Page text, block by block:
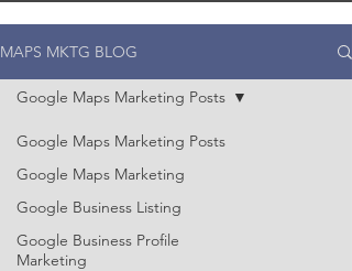
MAPS MKTG BLOG
Google Maps Marketing Posts
Google Maps Marketing
Google Business Listing
Google Business Profile
Marketing
Google Maps Marketing Posts